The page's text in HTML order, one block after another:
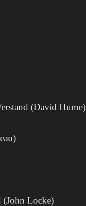
(David Hume)
(John Locke)